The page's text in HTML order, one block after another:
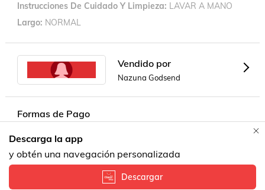
Instrucciones De Cuidado Y Limpieza LAVAR A MANO
Largo NORMAL
Vendido por
Nazuna Godsend
Formas de Pago
Descarga la app
y obtén una navegación personalizada
Descargar